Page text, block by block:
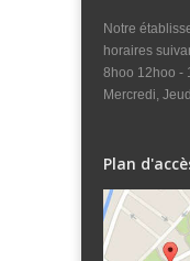
Notre
horaires
8hoo 12hoo -
Mercredi,
Plan